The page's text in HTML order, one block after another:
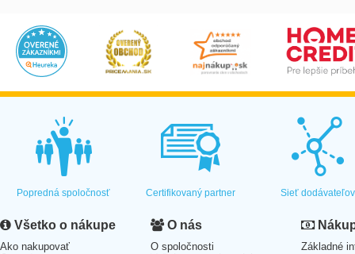
Popredná spoločnosť Certifikovaný partner Sieť dodávateľov
Všetko o nákupe
Ako nakupovať
O nás
O spoločnosti
Základné